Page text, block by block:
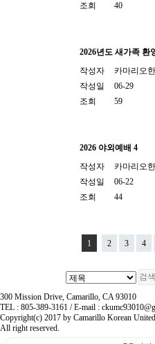
조회
40
2026년도 새가족 환
작성자
카마리오
작성일
06-29
조회
59
2026 야외예배 4
작성자
카마리오
작성일
06-22
조회
44
1 2 3 4
300 Mission Drive, Camarillo, CA 93010
TEL : 805-389-3161 / E-mail :
Copyright(c) 2017 by Camarillo Korean
All right reserved.